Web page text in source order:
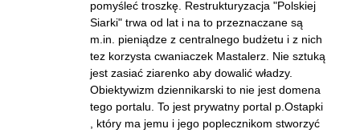
pomyśleć troszkę. Restrukturyzacja "Polskiej
Siarki" trwa od lat i na to przeznaczane są
m.in. pieniądze z centralnego budżetu i z nich
tez korzysta cwaniaczek Mastalerz. Nie sztuką
jest zasiać ziarenko aby dowalić władzy.
Obiektywizm dziennikarski to nie jest domena
tego portalu. To jest prywatny portal p.Ostapki
, który ma jemu i jego poplecznikom stworzyć